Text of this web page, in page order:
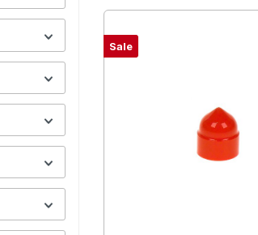
Sale